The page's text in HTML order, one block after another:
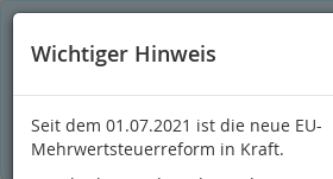
Einkaufserlebnis. Dabei werden
gespeichert. Ohne Cookies ist der
Online-Shops eingeschränkt.Sind Sie
einverstanden, klicken Sie bitte hier.
Wichtiger Hinweis
Seit dem 01.07.2021 ist die neue EU-
Mehrwertsteuerreform in Kraft.